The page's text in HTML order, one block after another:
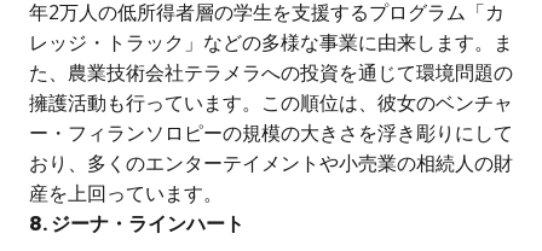
年2万人の低所得者層の学生を支援するプログラム「カ
レッジ・トラック」などの多様な事業に由来します。ま
た、農業技術会社テラメラへの投資を通じて環境問題の
擁護活動も行っています。この順位は、彼女のベンチャ
ー・フィランソロピーの規模の大きさを浮き彫りにして
おり、多くのエンターテイメントや小売業の相続人の財
産を上回っています。
8. ジーナ・ラインハート